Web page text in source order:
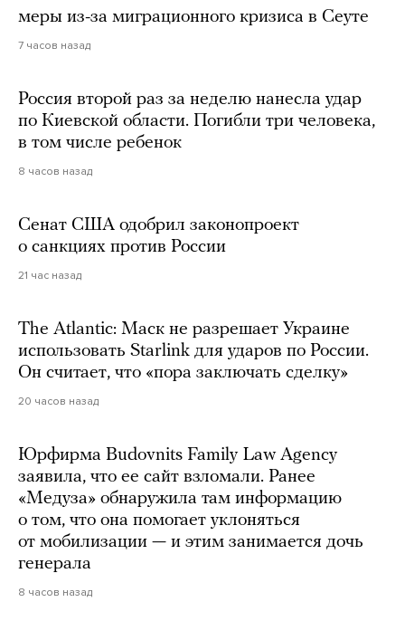
меры из-за миграционного кризиса в Сеуте
7 часов назад
Россия второй раз за неделю нанесла удар
по Киевской области. Погибли три человека,
в том числе ребенок
8 часов назад
Сенат США одобрил законопроект
о санкциях против России
21 час назад
The Atlantic: Маск не разрешает Украине
использовать Starlink для ударов по России.
Он считает, что «пора заключать сделку»
20 часов назад
Юрфирма Budovnits Family Law Agency
заявила, что ее сайт взломали. Ранее
«Медуза» обнаружила там информацию
о том, что она помогает уклоняться
от мобилизации — и этим занимается дочь
генерала
8 часов назад